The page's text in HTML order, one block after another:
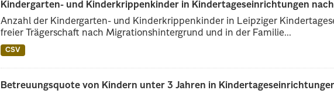
Kindergarten- und Kinderkrippenkinder in Kindertageseinrichtungen
Anzahl der Kindergarten- und Kinderkrippenkinder in Leipziger
freier Trägerschaft nach Migrationshintergrund und in der Familie...
CSV
Betreuungsquote von Kindern unter 3 Jahren in